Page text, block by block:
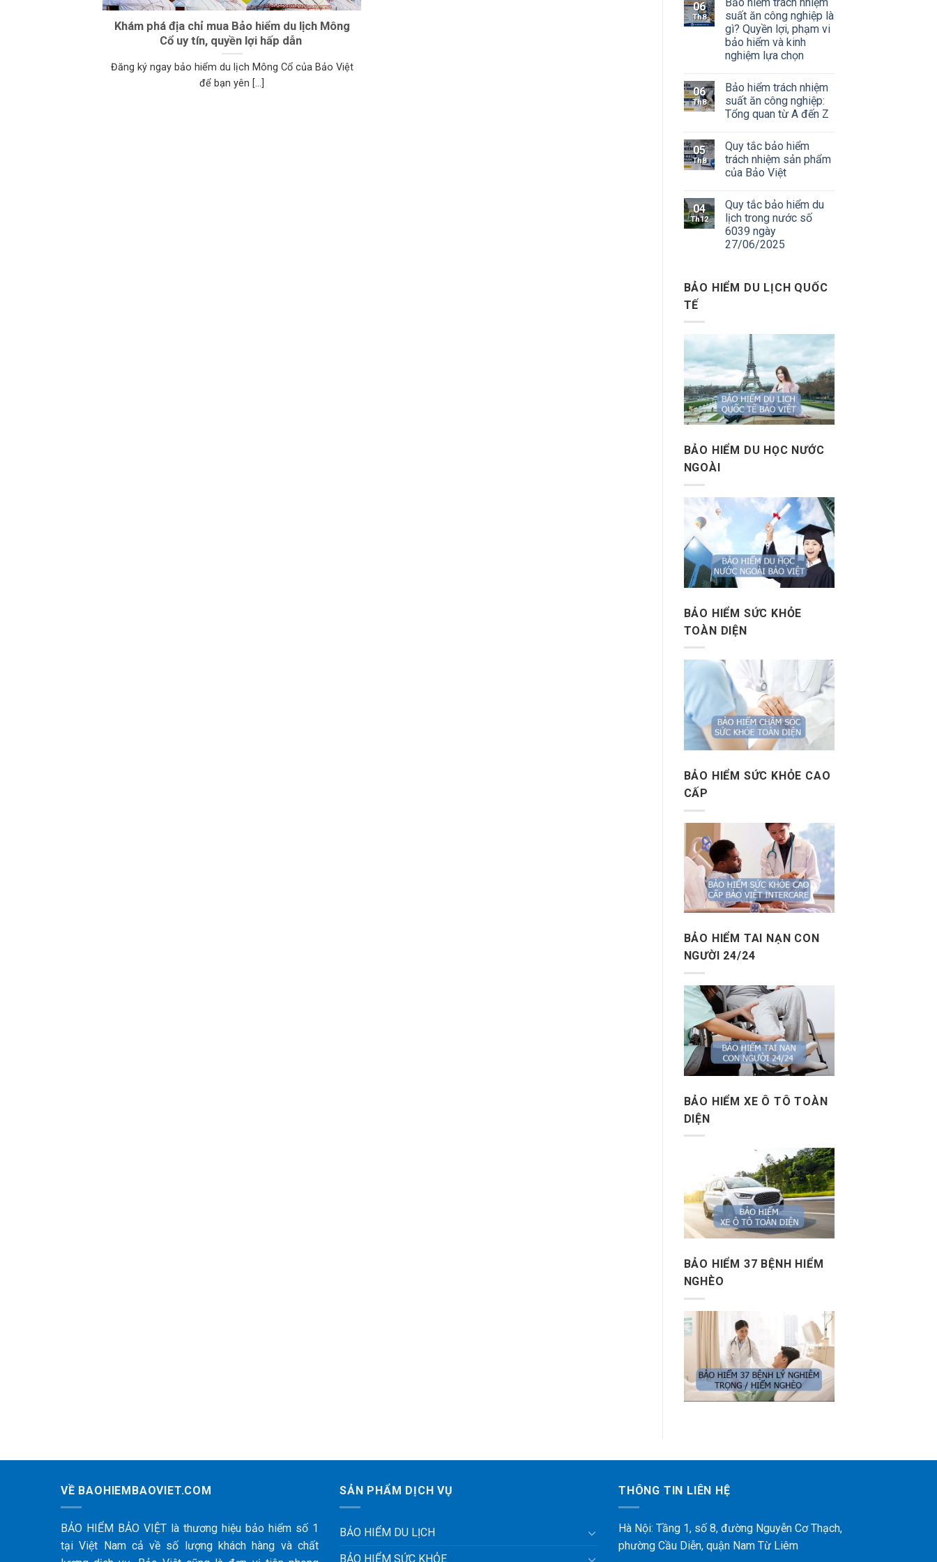
Khám phá địa chỉ mua ​Bảo hiểm du lịch Mông
Cổ uy tín, quyền lợi hấp dẫn
Đăng ký ngay bảo hiểm du lịch Mông Cổ của Bảo Việt
để bạn yên [...]
06
Th8
suất ăn công nghiệp là
gì? Quyền lợi, phạm vi
bảo hiểm và kinh
nghiệm lựa chọn
06
Th8
Bảo hiểm trách nhiệm
suất ăn công nghiệp:
Tổng quan từ A đến Z
05
Th8
Quy tắc bảo hiểm
trách nhiệm sản phẩm
của Bảo Việt
04
Th12
Quy tắc bảo hiểm du
lịch trong nước số
6039 ngày
27/06/2025
BẢO HIỂM DU LỊCH QUỐC
TẾ
BẢO HIỂM DU HỌC NƯỚC
NGOÀI
BẢO HIỂM SỨC KHỎE
TOÀN DIỆN
BẢO HIỂM SỨC KHỎE CAO
CẤP
BẢO HIỂM TAI NẠN CON
NGƯỜI 24/24
BẢO HIỂM XE Ô TÔ TOÀN
DIỆN
BẢO HIỂM 37 BỆNH HIỂM
NGHÈO
VỀ BAOHIEMBAOVIET.COM
BẢO HIỂM BẢO VIỆT là thương hiệu bảo hiểm số 1
tại Việt Nam cả về số lượng khách hàng và chất
SẢN PHẨM DỊCH VỤ
BẢO HIỂM DU LỊCH
BẢO HIỂM SỨC KHỎE
THÔNG TIN LIÊN HỆ
Hà Nội: Tầng 1, số 8, đường Nguyễn Cơ Thạch,
phường Cầu Diễn, quận Nam Từ Liêm